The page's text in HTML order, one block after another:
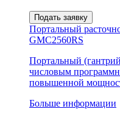
Подать заявку
Портальный
GMC2560RS
Портальный
числовым
повышенной
Больше информации